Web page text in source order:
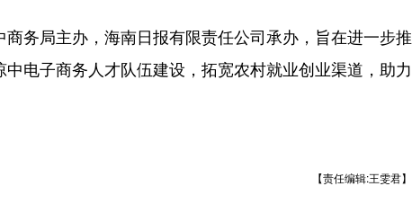
局主办，海南日报有限责任公司承办，旨在进一步推
电子商务人才队伍建设，拓宽农村就业创业渠道，助力
【责任编辑:王雯君】